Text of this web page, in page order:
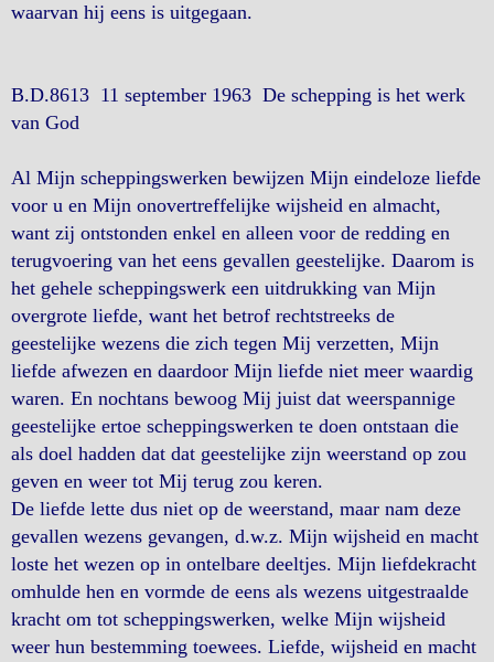
waarvan hij eens is uitgegaan.
B.D.8613 11 september 1963 De schepping is het werk
van God
Al Mijn scheppingswerken bewijzen Mijn eindeloze liefde
voor u en Mijn onovertreffelijke wijsheid en almacht,
want zij ontstonden enkel en alleen voor de redding en
terugvoering van het eens gevallen geestelijke. Daarom is
het gehele scheppingswerk een uitdrukking van Mijn
overgrote liefde, want het betrof rechtstreeks de
geestelijke wezens die zich tegen Mij verzetten, Mijn
liefde afwezen en daardoor Mijn liefde niet meer waardig
waren. En nochtans bewoog Mij juist dat weerspannige
geestelijke ertoe scheppingswerken te doen ontstaan die
als doel hadden dat dat geestelijke zijn weerstand op zou
geven en weer tot Mij terug zou keren.
De liefde lette dus niet op de weerstand, maar nam deze
gevallen wezens gevangen, d.w.z. Mijn wijsheid en macht
loste het wezen op in ontelbare deeltjes. Mijn liefdekracht
omhulde hen en vormde de eens als wezens uitgestraalde
kracht om tot scheppingswerken, welke Mijn wijsheid
weer hun bestemming toewees. Liefde, wijsheid en macht